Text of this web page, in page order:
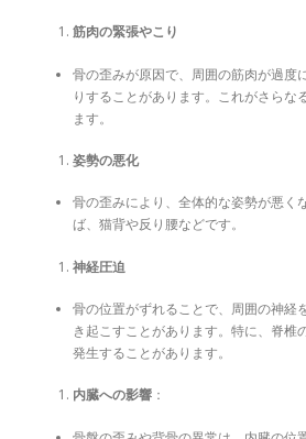
筋肉の緊張やこり
骨の歪みが原因で、周囲の筋肉が過度
りすることがあります。これがさらな
ます。
姿勢の悪化
骨の歪みにより、全体的な姿勢が悪く
ば、猫背や反り腰などです。
神経圧迫
骨の位置がずれることで、周囲の神経
き起こすことがあります。特に、脊椎
発生することがあります。
内臓への影響：